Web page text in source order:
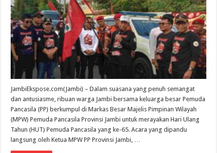
JambiEkspose.com(Jambi) – Dalam suasana yang penuh semangat
dan antusiasme, ribuan warga Jambi bersama keluarga besar Pemuda
Pancasila (PP) berkumpul di Markas Besar Majelis Pimpinan Wilayah
(MPW) Pemuda Pancasila Provinsi Jambi untuk merayakan Hari Ulang
Tahun (HUT) Pemuda Pancasila yang ke-65. Acara yang dipandu
langsung oleh Ketua MPW PP Provinsi Jambi, …